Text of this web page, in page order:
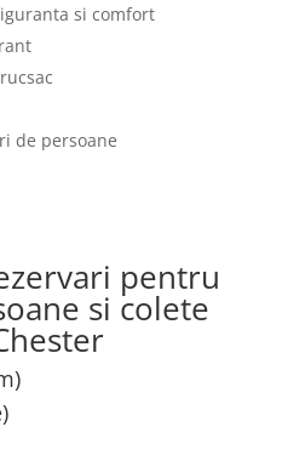
si comfort
de persoane
pentru
si colete